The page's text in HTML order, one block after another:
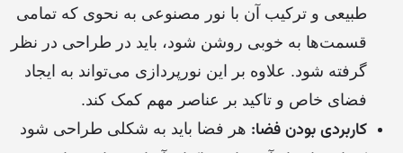
طبیعی و ترکیب آن با نور مصنوعی به نحوی که تمامی
قسمت‌ها به خوبی روشن شود، باید در طراحی در نظر
گرفته شود. علاوه بر این نورپردازی می‌تواند به ایجاد
فضای خاص و تاکید بر عناصر مهم کمک کند.
کاربردی بودن فضا: هر فضا باید به شکلی طراحی شود